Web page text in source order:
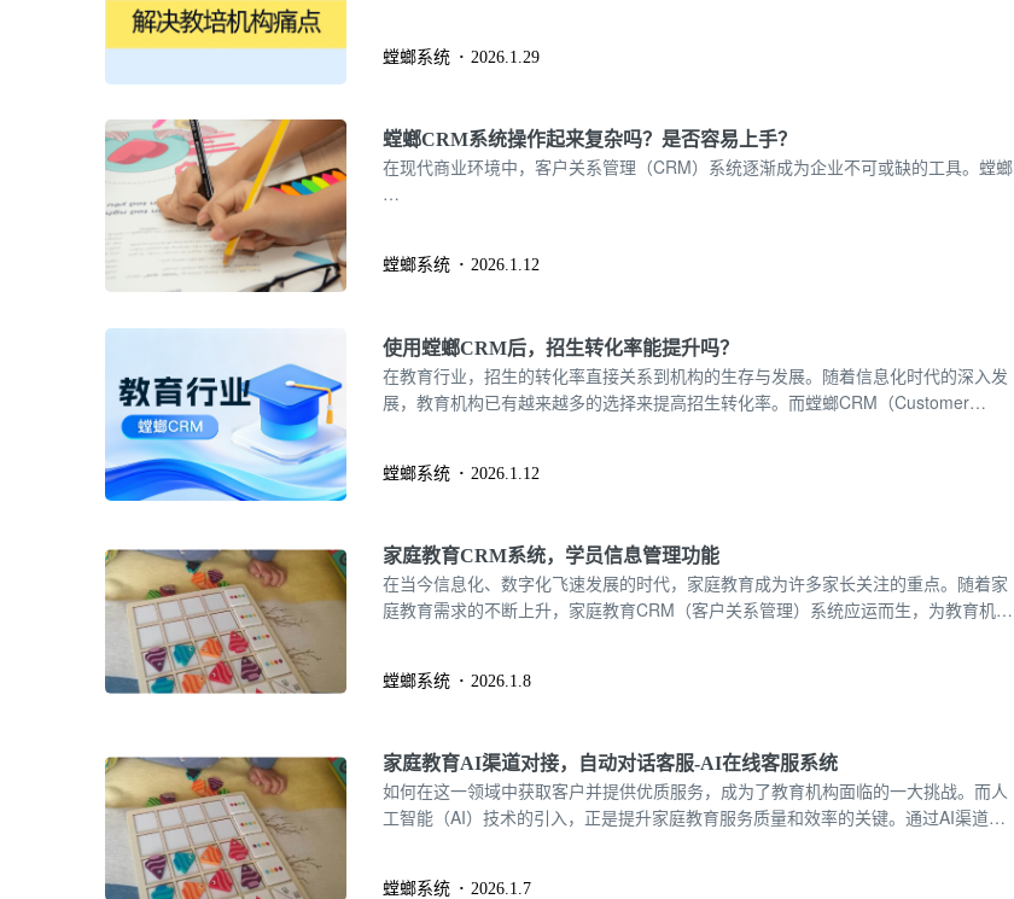
螳螂系统 2026.1.29
螳螂CRM系统操作起来复杂吗？是否容易上手？
在现代商业环境中，客户关系管理（CRM）系统逐渐成为企业不可或缺的工具。螳螂
…
螳螂系统 2026.1.12
使用螳螂CRM后，招生转化率能提升吗？
在教育行业，招生的转化率直接关系到机构的生存与发展。随着信息化时代的深入发
展，教育机构已有越来越多的选择来提高招生转化率。而螳螂CRM（Customer
吗？
螳螂系统 2026.1.12
家庭教育CRM系统，学员信息管理功能
在当今信息化、数字化飞速发展的时代，家庭教育成为许多家长关注的重点。随着家
庭教育需求的不断上升，家庭教育CRM（客户关系管理）系统应运而生，为教育机构
螳螂系统 2026.1.8
家庭教育AI渠道对接，自动对话客服-AI在线客服系统
如何在这一领域中获取客户并提供优质服务，成为了教育机构面临的一大挑战。而人
工智能（AI）技术的引入，正是提升家庭教育服务质量和效率的关键。通过AI渠道的
螳螂系统 2026.1.7